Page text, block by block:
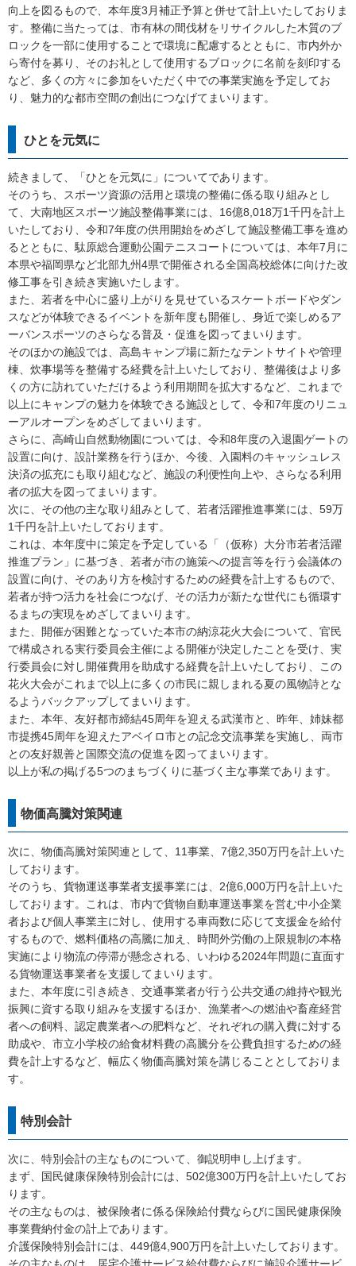
向上を図るもので、本年度3月補正予算と併せて計上いたしておりま
す。整備に当たっては、市有林の間伐材をリサイクルした木質のブ
ロックを一部に使用することで環境に配慮するとともに、市内外か
ら寄付を募り、そのお礼として使用するブロックに名前を刻印する
など、多くの方々に参加をいただく中での事業実施を予定してお
り、魅力的な都市空間の創出につなげてまいります。
ひとを元気に
続きまして、「ひとを元気に」についてであります。
そのうち、スポーツ資源の活用と環境の整備に係る取り組みとし
て、大南地区スポーツ施設整備事業には、16億8,018万1千円を計上
いたしており、令和7年度の供用開始をめざして施設整備工事を進め
るとともに、駄原総合運動公園テニスコートについては、本年7月に
本県や福岡県など北部九州4県で開催される全国高校総体に向けた改
修工事を引き続き実施いたします。
また、若者を中心に盛り上がりを見せているスケートボードやダン
スなどが体験できるイベントを新年度も開催し、身近で楽しめるア
ーバンスポーツのさらなる普及・促進を図ってまいります。
そのほかの施設では、高島キャンプ場に新たなテントサイトや管理
棟、炊事場等を整備する経費を計上いたしており、整備後はより多
くの方に訪れていただけるよう利用期間を拡大するなど、これまで
以上にキャンプの魅力を体験できる施設として、令和7年度のリニュ
ーアルオープンをめざしてまいります。
さらに、高崎山自然動物園については、令和8年度の入退園ゲートの
設置に向け、設計業務を行うほか、今後、入園料のキャッシュレス
決済の拡充にも取り組むなど、施設の利便性向上や、さらなる利用
者の拡大を図ってまいります。
次に、その他の主な取り組みとして、若者活躍推進事業には、59万
1千円を計上いたしております。
これは、本年度中に策定を予定している「（仮称）大分市若者活躍
推進プラン」に基づき、若者が市の施策への提言等を行う会議体の
設置に向け、そのあり方を検討するための経費を計上するもので、
若者が持つ活力を社会につなげ、その活力が新たな世代にも循環す
るまちの実現をめざしてまいります。
また、開催が困難となっていた本市の納涼花火大会について、官民
で構成される実行委員会主催による開催が決定したことを受け、実
行委員会に対し開催費用を助成する経費を計上いたしており、この
花火大会がこれまで以上に多くの市民に親しまれる夏の風物詩とな
るようバックアップしてまいります。
また、本年、友好都市締結45周年を迎える武漢市と、昨年、姉妹都
市提携45周年を迎えたアベイロ市との記念交流事業を実施し、両市
との友好親善と国際交流の促進を図ってまいります。
以上が私の掲げる5つのまちづくりに基づく主な事業であります。
物価高騰対策関連
次に、物価高騰対策関連として、11事業、7億2,350万円を計上いた
しております。
そのうち、貨物運送事業者支援事業には、2億6,000万円を計上いた
しております。これは、市内で貨物自動車運送事業を営む中小企業
者および個人事業主に対し、使用する車両数に応じて支援金を給付
するもので、燃料価格の高騰に加え、時間外労働の上限規制の本格
実施により物流の停滞が懸念される、いわゆる2024年問題に直面す
る貨物運送事業者を支援してまいります。
また、本年度に引き続き、交通事業者が行う公共交通の維持や観光
振興に資する取り組みを支援するほか、漁業者への燃油や畜産経営
者への飼料、認定農業者への肥料など、それぞれの購入費に対する
助成や、市立小学校の給食材料費の高騰分を公費負担するための経
費を計上するなど、幅広く物価高騰対策を講じることとしておりま
す。
特別会計
次に、特別会計の主なものについて、御説明申し上げます。
まず、国民健康保険特別会計には、502億300万円を計上いたしてお
ります。
その主なものは、被保険者に係る保険給付費ならびに国民健康保険
事業費納付金の計上であります。
介護保険特別会計には、449億4,900万円を計上いたしております。